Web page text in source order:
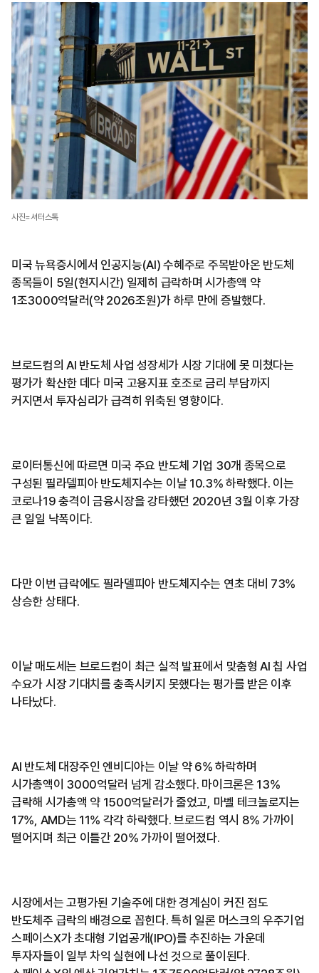
사진=셔터스톡
미국 뉴욕증시에서 인공지능(AI) 수혜주로 주목받아온 반도체
종목들이 5일(현지시간) 일제히 급락하며 시가총액 약
1조3000억달러(약 2026조원)가 하루 만에 증발했다.
브로드컴의 AI 반도체 사업 성장세가 시장 기대에 못 미쳤다는
평가가 확산한 데다 미국 고용지표 호조로 금리 부담까지
커지면서 투자심리가 급격히 위축된 영향이다.
로이터통신에 따르면 미국 주요 반도체 기업 30개 종목으로
구성된 필라델피아 반도체지수는 이날 10.3% 하락했다. 이는
코로나19 충격이 금융시장을 강타했던 2020년 3월 이후 가장
큰 일일 낙폭이다.
다만 이번 급락에도 필라델피아 반도체지수는 연초 대비 73%
상승한 상태다.
이날 매도세는 브로드컴이 최근 실적 발표에서 맞춤형 AI 칩 사업
수요가 시장 기대치를 충족시키지 못했다는 평가를 받은 이후
나타났다.
AI 반도체 대장주인 엔비디아는 이날 약 6% 하락하며
시가총액이 3000억달러 넘게 감소했다. 마이크론은 13%
급락해 시가총액 약 1500억달러가 줄었고, 마벨 테크놀로지는
17%, AMD는 11% 각각 하락했다. 브로드컴 역시 8% 가까이
떨어지며 최근 이틀간 20% 가까이 떨어졌다.
시장에서는 고평가된 기술주에 대한 경계심이 커진 점도
반도체주 급락의 배경으로 꼽힌다. 특히 일론 머스크의 우주기업
스페이스X가 초대형 기업공개(IPO)를 추진하는 가운데
투자자들이 일부 차익 실현에 나선 것으로 풀이된다.